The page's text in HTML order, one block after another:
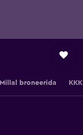
Millal broneerida KKK